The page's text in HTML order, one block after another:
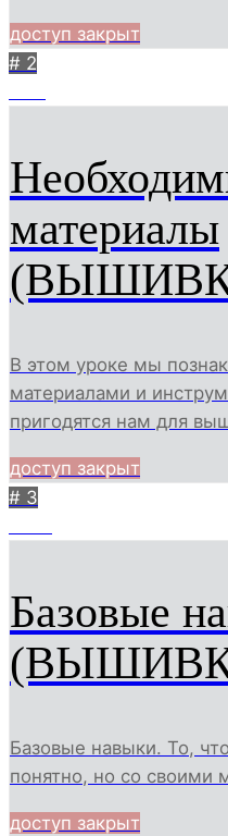
доступ закрыт
# 2
материалы
В этом уроке мы
материалами и
пригодятся нам для
доступ закрыт
# 3
Базовые
Базовые навыки. То,
понятно, но со своими
доступ закрыт